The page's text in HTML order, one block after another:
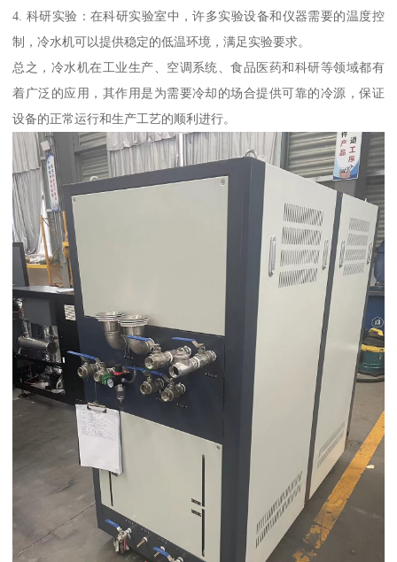
4. 科研实验：在科研实验室中，许多实验设备和仪器需要的温度控
制，冷水机可以提供稳定的低温环境，满足实验要求。
总之，冷水机在工业生产、空调系统、食品医药和科研等领域都有
着广泛的应用，其作用是为需要冷却的场合提供可靠的冷源，保证
设备的正常运行和生产工艺的顺利进行。